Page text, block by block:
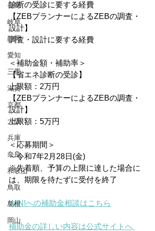
長野
岐阜
静岡
愛知
三重
滋賀
京都
大阪
兵庫
奈良
和歌山
鳥取
島根
岡山
診断の受診に要する経費
【ZEBプランナーによるZEBの調査・
設計】
調査・設計に要する経費
＜補助金額・補助率＞
【省エネ診断の受診】
上限額：2万円
【ZEBプランナーによるZEBの調査・
設計】
上限額：5万円
＜応募期間＞
～令和7年2月28日(金)
※先着順、予算の上限に達した場合に
は、期限を待たずに受付を終了
WIN!への補助金相談はこちら
補助金の詳しい内容は公式サイトへ